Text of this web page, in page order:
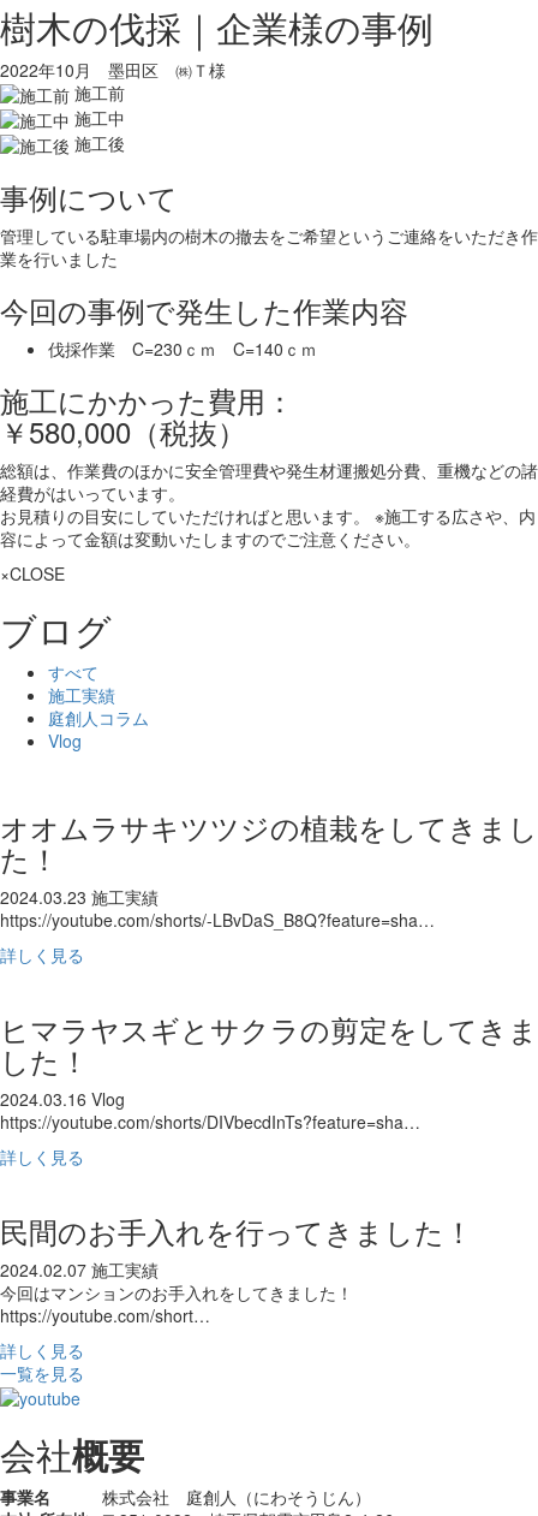
樹木の伐採｜企業様の事例
2022年10月 墨田区 ㈱Ｔ様
施工前
施工中
施工後
事例について
管理している駐車場内の樹木の撤去をご希望というご連絡をいただき作
業を行いました
今回の事例で発生した作業内容
伐採作業 C=230ｃｍ C=140ｃｍ
施工にかかった費用：
￥580,000（税抜）
総額は、作業費のほかに安全管理費や発生材運搬処分費、重機などの諸
経費がはいっています。
お見積りの目安にしていただければと思います。 ※施工する広さや、内
容によって金額は変動いたしますのでご注意ください。
×CLOSE
ブログ
すべて
施工実績
庭創人コラム
Vlog
オオムラサキツツジの植栽をしてきまし
た！
2024.03.23 施工実績
https://youtube.com/shorts/-LBvDaS_B8Q?feature=sha…
詳しく見る
ヒマラヤスギとサクラの剪定をしてきま
した！
2024.03.16 Vlog
https://youtube.com/shorts/DIVbecdInTs?feature=sha…
詳しく見る
民間のお手入れを行ってきました！
2024.02.07 施工実績
今回はマンションのお手入れをしてきました！
https://youtube.com/short…
詳しく見る
一覧を見る
会社概要
事業名
株式会社 庭創人（にわそうじん）